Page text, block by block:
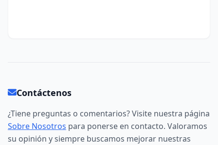
Contáctenos
¿Tiene preguntas o comentarios? Visite nuestra página
Sobre Nosotros para ponerse en contacto. Valoramos
su opinión y siempre buscamos mejorar nuestras